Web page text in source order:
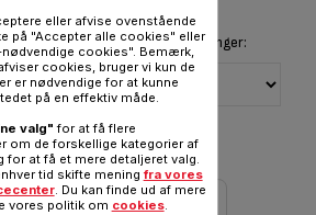
instruktioner og brugervejledninger:
eller afvise ovenstående
på "Accepter alle cookies" eller
nødvendige cookies". Bemærk,
cookies, bruger vi kun de
er nødvendige for at kunne
på en effektiv måde.
valg" for at få flere
om de forskellige kategorier af
for at få et mere detaljeret valg.
tid skifte mening fra vores
. Du kan finde ud af mere
vores politik om cookies.